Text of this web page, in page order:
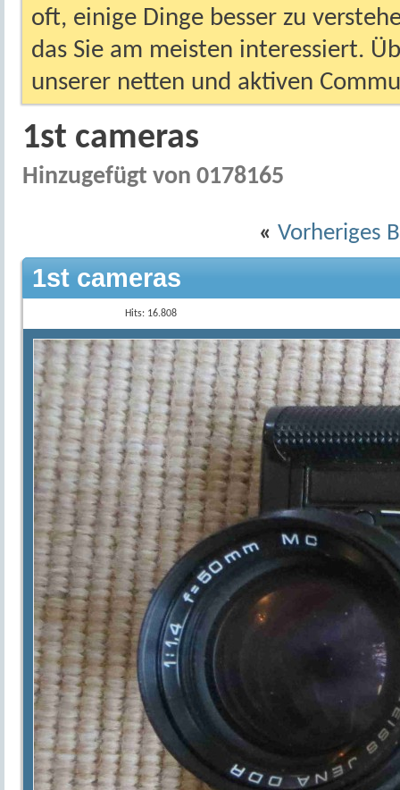
oft, einige Dinge besser zu
das Sie am meisten interessiert.
unserer netten und aktiven
1st cameras
Hinzugefügt von 0178165
« Vorheriges
1st cameras
Hits: 16.808